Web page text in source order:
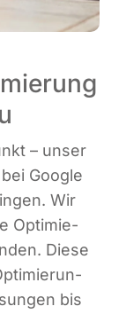
– unser
Goog­le
Wir
Opti­mie­
Die­se
bis